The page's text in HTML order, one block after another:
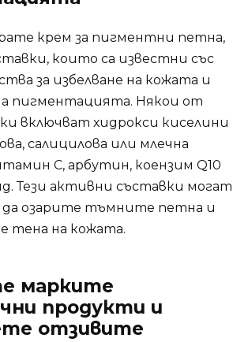
крем за пигментни петна,
които са известни със
за избелване на кожата и
пигментацията. Някои от
включват хидрокси киселини
салицилова или млечна
C, арбутин, коензим Q10
Тези активни съставки могат
да озарите тъмните петна и
тена на кожата.
марките
продукти и
отзивите